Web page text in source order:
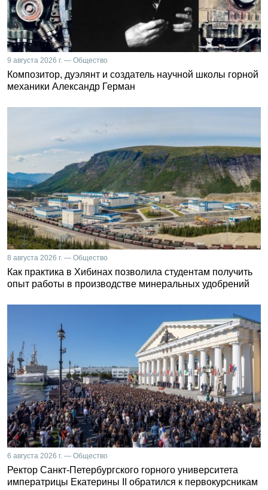
9 августа 2026 г. — Общество
Композитор, дуэлянт и создатель научной школы горной
механики Александр Герман
8 августа 2026 г. — Общество
Как практика в Хибинах позволила студентам получить
опыт работы в производстве минеральных удобрений
6 августа 2026 г. — Общество
Ректор Санкт-Петербургского горного университета
императрицы Екатерины II обратился к первокурсникам